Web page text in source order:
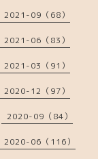
2021-09（68）
2021-06（83）
2021-03（91）
2020-12（97）
2020-09（84）
2020-06（116）